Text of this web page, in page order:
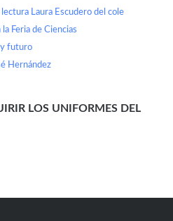
Laura Escudero del cole
Feria de Ciencias
y futuro
Hernández
LOS UNIFORMES DEL